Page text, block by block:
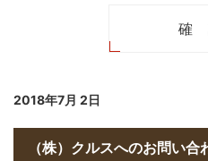
2018年7月 2日
（株）クルスへのお問い合